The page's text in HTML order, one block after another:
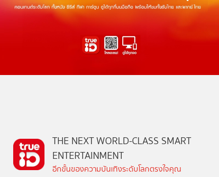
THE NEXT WORLD-CLASS SMART
ENTERTAINMENT
อีกขั้นของความบันเทิงระดับโลกตรงใจคุณ